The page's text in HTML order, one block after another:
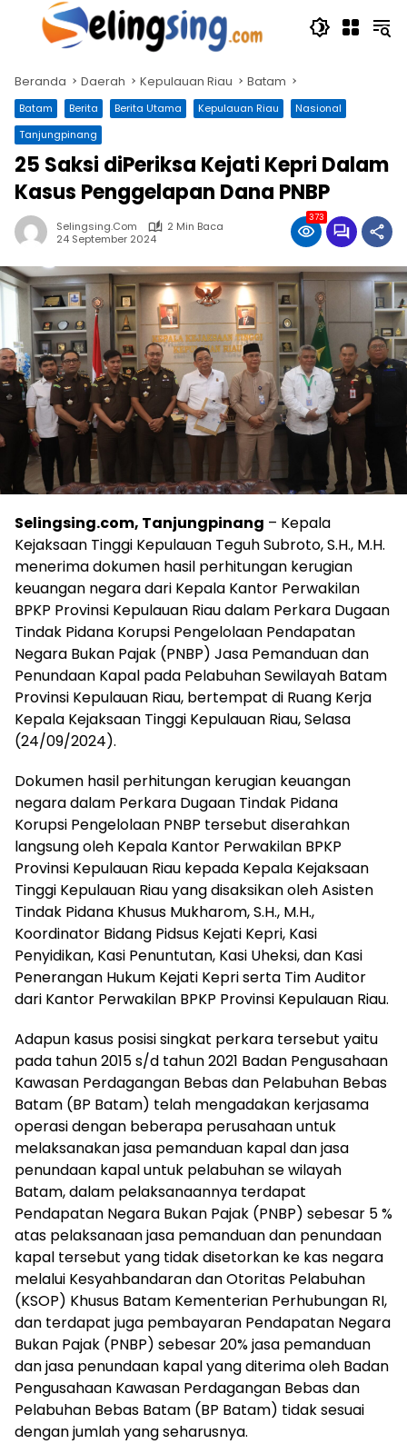
Langsung
Beranda Daerah Kepulauan Riau Batam
Batam Berita Berita Utama Kepulauan Riau
Nasional
Tanjungpinang
25 Saksi diPeriksa Kejati Kepri Dalam
Kasus Penggelapan Dana PNBP
Selingsing.com
2 Min Baca
24 September 2024
373
Selingsing.com, Tanjungpinang – Kepala
Kejaksaan Tinggi Kepulauan Teguh Subroto, S.H., M.H.
menerima dokumen hasil perhitungan kerugian
keuangan negara dari Kepala Kantor Perwakilan
BPKP Provinsi Kepulauan Riau dalam Perkara Dugaan
Tindak Pidana Korupsi Pengelolaan Pendapatan
Negara Bukan Pajak (PNBP) Jasa Pemanduan dan
Penundaan Kapal pada Pelabuhan Sewilayah Batam
Provinsi Kepulauan Riau, bertempat di Ruang Kerja
Kepala Kejaksaan Tinggi Kepulauan Riau, Selasa
(24/09/2024).
Dokumen hasil perhitungan kerugian keuangan
negara dalam Perkara Dugaan Tindak Pidana
Korupsi Pengelolaan PNBP tersebut diserahkan
langsung oleh Kepala Kantor Perwakilan BPKP
Provinsi Kepulauan Riau kepada Kepala Kejaksaan
Tinggi Kepulauan Riau yang disaksikan oleh Asisten
Tindak Pidana Khusus Mukharom, S.H., M.H.,
Koordinator Bidang Pidsus Kejati Kepri, Kasi
Penyidikan, Kasi Penuntutan, Kasi Uheksi, dan Kasi
Penerangan Hukum Kejati Kepri serta Tim Auditor
dari Kantor Perwakilan BPKP Provinsi Kepulauan Riau.
Adapun kasus posisi singkat perkara tersebut yaitu
pada tahun 2015 s/d tahun 2021 Badan Pengusahaan
Kawasan Perdagangan Bebas dan Pelabuhan Bebas
Batam (BP Batam) telah mengadakan kerjasama
operasi dengan beberapa perusahaan untuk
melaksanakan jasa pemanduan kapal dan jasa
penundaan kapal untuk pelabuhan se wilayah
Batam, dalam pelaksanaannya terdapat
Pendapatan Negara Bukan Pajak (PNBP) sebesar 5 %
atas pelaksanaan jasa pemanduan dan penundaan
kapal tersebut yang tidak disetorkan ke kas negara
melalui Kesyahbandaran dan Otoritas Pelabuhan
(KSOP) Khusus Batam Kementerian Perhubungan RI,
dan terdapat juga pembayaran Pendapatan Negara
Bukan Pajak (PNBP) sebesar 20% jasa pemanduan
dan jasa penundaan kapal yang diterima oleh Badan
Pengusahaan Kawasan Perdagangan Bebas dan
Pelabuhan Bebas Batam (BP Batam) tidak sesuai
dengan jumlah yang seharusnya.